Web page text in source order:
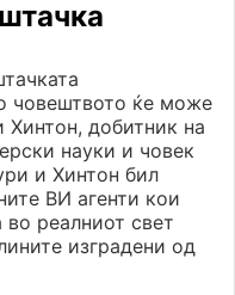
човештвото ќе може
Хинтон, добитник на
науки и човек
и Хинтон бил
ВИ агенти кои
реалниот свет
изградени од